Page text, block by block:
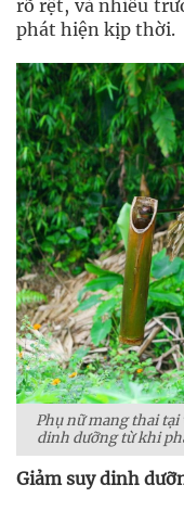
rõ rệt, và nhiều
phát hiện kịp thời.
Phụ nữ mang thai tại
dinh dưỡng từ khi
Giảm suy dinh